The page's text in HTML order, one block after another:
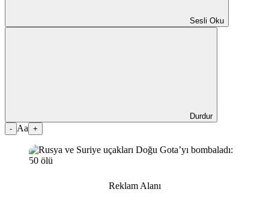
Sesli Oku
Durdur
- Aa +
Reklam Alanı